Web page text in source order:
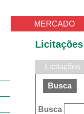
MERCADO
Licitações
Licitações
Busca
Busca